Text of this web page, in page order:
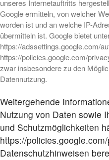
unseres Internetauftritts
Google ermitteln, von welcher
worden ist und an welche IP-
übermitteln ist. Google bietet
https://adssettings.google.com/
https://policies.google.com/
zwar insbesondere zu den
Datennutzung.
Weitergehende
Nutzung von Daten sowie
und Schutzmöglichkeiten
https://
Datenschutzhinweisen